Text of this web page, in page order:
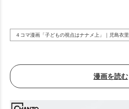
４コマ漫画「子どもの視点はナナメ上」｜児島衣里
漫画を読む